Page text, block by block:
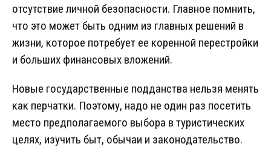
отсутствие личной безопасности. Главное помнить,
что это может быть одним из главных решений в
жизни, которое потребует ее коренной перестройки
и больших финансовых вложений.
Новые государственные подданства нельзя менять
как перчатки. Поэтому, надо не один раз посетить
место предполагаемого выбора в туристических
целях, изучить быт, обычаи и законодательство.